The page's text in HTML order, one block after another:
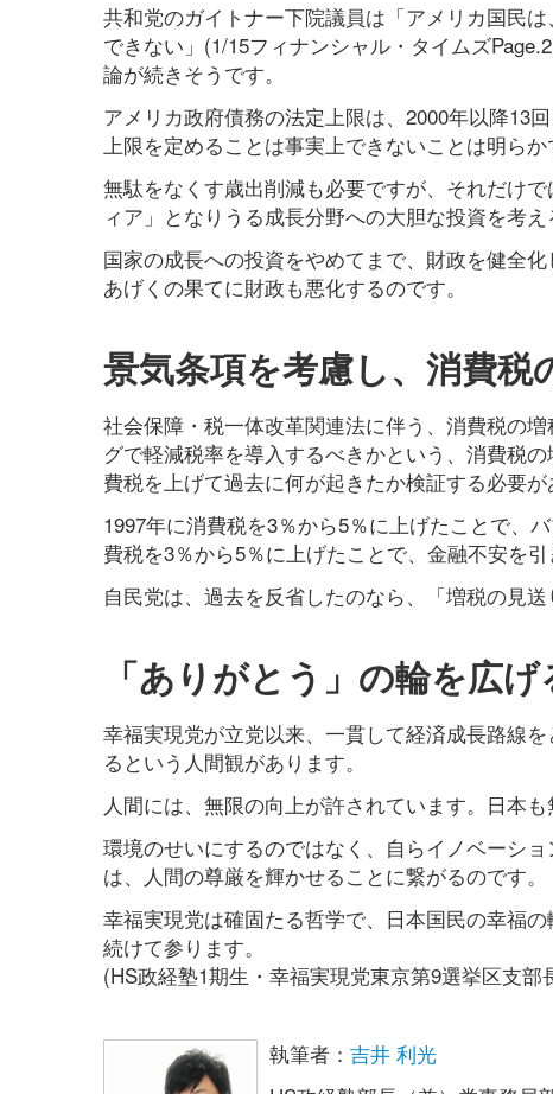
共和党のガイトナー下院議員は「アメリカ国民
できない」(1/15フィナンシャル・タイムズ
論が続きそうです。
アメリカ政府債務の法定上限は、2000年以降13
上限を定めることは事実上できないことは明らか
無駄をなくす歳出削減も必要ですが、それだけ
ィア」となりうる成長分野への大胆な投資を考え
国家の成長への投資をやめてまで、財政を健全
あげくの果てに財政も悪化するのです。
景気条項を考慮し、消費税
社会保障・税一体改革関連法に伴う、消費税の
グで軽減税率を導入するべきかという、消費税
費税を上げて過去に何が起きたか検証する必要が
1997年に消費税を3％から5％に上げたことで、
費税を3％から5％に上げたことで、金融不安を
自民党は、過去を反省したのなら、「増税の見
「ありがとう」の輪を広げ
幸福実現党が立党以来、一貫して経済成長路線
るという人間観があります。
人間には、無限の向上が許されています。日本
環境のせいにするのではなく、自らイノベーシ
は、人間の尊厳を輝かせることに繋がるのです。
幸福実現党は確固たる哲学で、日本国民の幸福
続けて参ります。
(HS政経塾1期生・幸福実現党東京第9選挙区支部
執筆者： 吉井 利光